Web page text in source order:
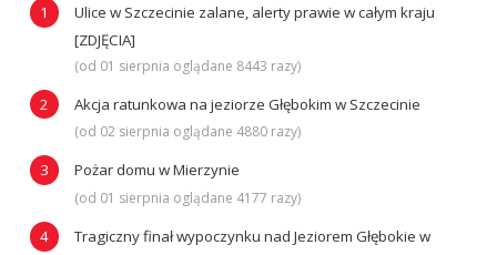
Ulice w Szczecinie zalane, alerty prawie w całym kraju
[ZDJĘCIA]
(od 01 sierpnia oglądane 8443 razy)
Akcja ratunkowa na jeziorze Głębokim w Szczecinie
(od 02 sierpnia oglądane 4880 razy)
Pożar domu w Mierzynie
(od 01 sierpnia oglądane 4177 razy)
Tragiczny finał wypoczynku nad Jeziorem Głębokie w